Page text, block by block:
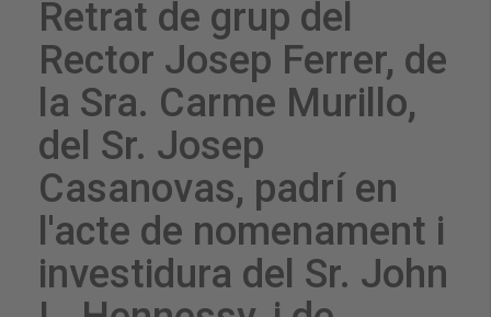
Retrat de grup del
Rector Josep Ferrer, de
la Sra. Carme Murillo,
del Sr. Josep
Casanovas, padrí en
l'acte de nomenament i
investidura del Sr. John